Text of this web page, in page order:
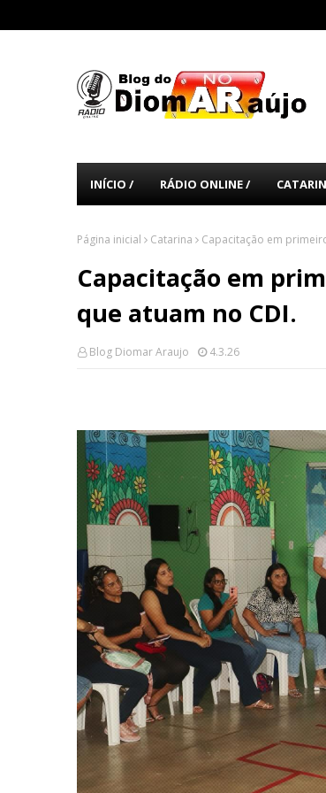
INÍCIO / RÁDIO ONLINE /
Página inicial Catarina Capacitação em
Capacitação em
que atuam no CDI.
Blog Diomar Araujo 4.3.26